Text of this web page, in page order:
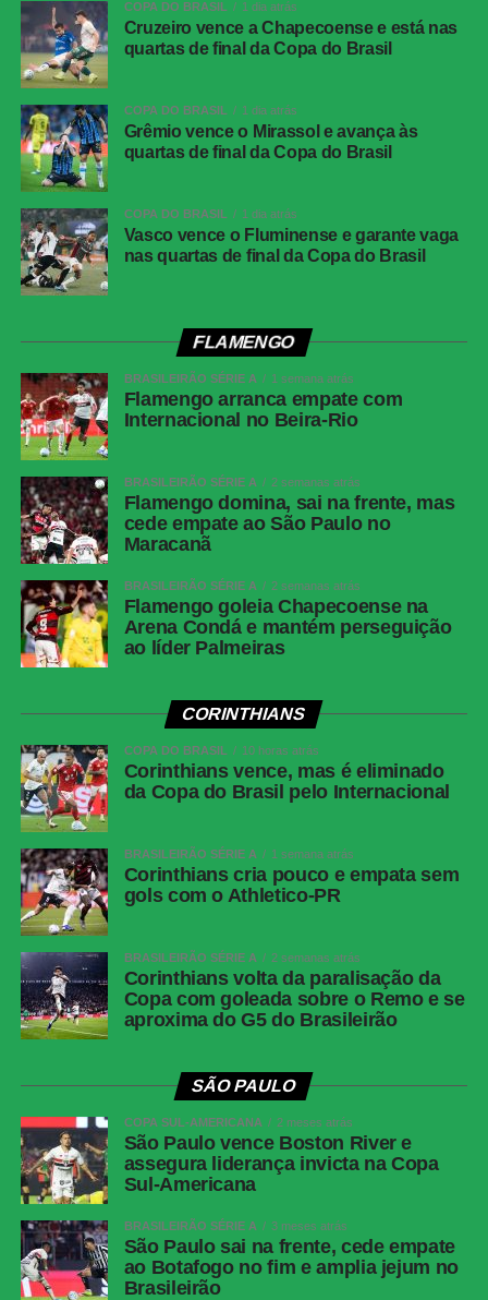
Seleção buscará a vitória para seguir firme em sua
trajetória rumo ao título mundial.
COMENTE ABAIXO:
WhatsApp
Facebook
Messenger
LinkedIn
Share
COPA DO BRASIL 1 dia atrás
Cruzeiro vence a Chapecoense e está nas
quartas de final da Copa do Brasil
COPA DO BRASIL 1 dia atrás
Grêmio vence o Mirassol e avança às
quartas de final da Copa do Brasil
COPA DO BRASIL 1 dia atrás
Vasco vence o Fluminense e garante vaga
nas quartas de final da Copa do Brasil
FLAMENGO
BRASILEIRÃO SÉRIE A 1 semana atrás
Flamengo arranca empate com
Internacional no Beira-Rio
BRASILEIRÃO SÉRIE A 2 semanas atrás
Flamengo domina, sai na frente, mas
cede empate ao São Paulo no
Maracanã
BRASILEIRÃO SÉRIE A 2 semanas atrás
Flamengo goleia Chapecoense na
Arena Condá e mantém perseguição
ao líder Palmeiras
CORINTHIANS
COPA DO BRASIL 10 horas atrás
Corinthians vence, mas é eliminado
da Copa do Brasil pelo Internacional
BRASILEIRÃO SÉRIE A 1 semana atrás
Corinthians cria pouco e empata sem
gols com o Athletico-PR
BRASILEIRÃO SÉRIE A 2 semanas atrás
Corinthians volta da paralisação da
Copa com goleada sobre o Remo e se
aproxima do G5 do Brasileirão
SÃO PAULO
COPA SUL-AMERICANA 2 meses atrás
São Paulo vence Boston River e
assegura liderança invicta na Copa
Sul-Americana
BRASILEIRÃO SÉRIE A 3 meses atrás
São Paulo sai na frente, cede empate
ao Botafogo no fim e amplia jejum no
Brasileirão